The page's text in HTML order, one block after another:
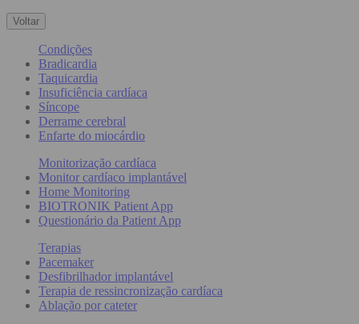
Voltar
Condições
Bradicardia
Taquicardia
Insuficiência cardíaca
Síncope
Derrame cerebral
Enfarte do miocárdio
Monitorização cardíaca
Monitor cardíaco implantável
Home Monitoring
BIOTRONIK Patient App
Questionário da Patient App
Terapias
Pacemaker
Desfibrilhador implantável
Terapia de ressincronização cardíaca
Ablação por cateter